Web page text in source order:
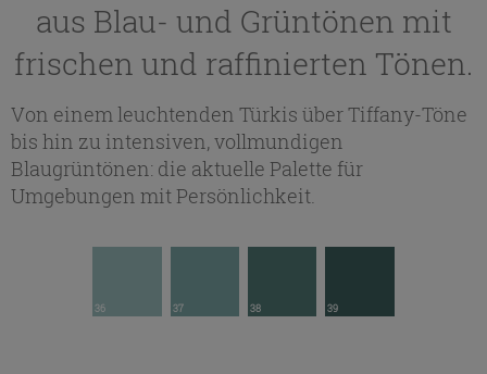
aus Blau- und Grüntönen mit
frischen und raffinierten Tönen.
Von einem leuchtenden Türkis über Tiffany-Töne
bis hin zu intensiven, vollmundigen
Blaugrüntönen: die aktuelle Palette für
Umgebungen mit Persönlichkeit.
36 37 38 39